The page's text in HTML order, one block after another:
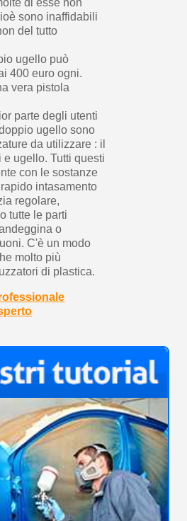
di esse non
sono inaffidabili
del tutto
ugello può
400 euro ogni.
vera pistola
parte degli utenti
ugello sono
da utilizzare : il
e ugello. Tutti questi
con le sostanze
intasamento
regolare,
tutte le parti
o
C'è un modo
molto più
di plastica.